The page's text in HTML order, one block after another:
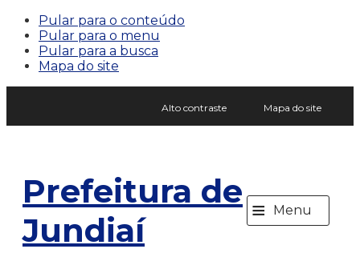
Pular para o conteúdo
Pular para o menu
Pular para a busca
Mapa do site
Alto contraste Mapa do site
Prefeitura de
Jundiaí
≡ Menu